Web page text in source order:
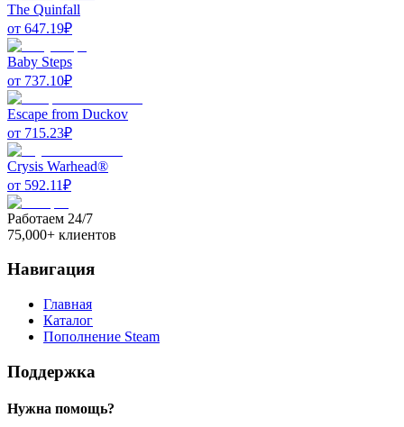
The Quinfall
от 647.19₽
Baby Steps
от 737.10₽
Escape from Duckov
от 715.23₽
Crysis Warhead®
от 592.11₽
Работаем 24/7
75,000+ клиентов
Навигация
Главная
Каталог
Пополнение Steam
Поддержка
Нужна помощь?